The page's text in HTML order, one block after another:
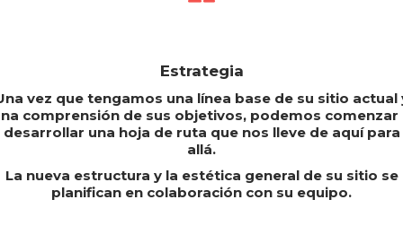
Estrategia
vez que tengamos una línea base de su sitio actual
comprensión de sus objetivos, podemos comenzar
desarrollar una hoja de ruta que nos lleve de aquí para
allá.
La nueva estructura y la estética general de su sitio se
planifican en colaboración con su equipo.